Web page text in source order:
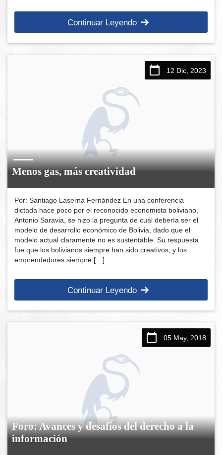
Continuar Leyendo
12 Dic, 2023
Menos gas, más creatividad
Por: Santiago Laserna Fernández En una conferencia
dictada hace poco por el reconocido economista boliviano,
Antonio Saravia, se hizo la pregunta de cuál debería ser el
modelo de desarrollo económico de Bolivia, dado que el
modelo actual claramente no es sustentable. Su respuesta
fue que los bolivianos siempre han sido creativos, y los
emprendedores siempre […]
Continuar Leyendo
05 May, 2018
Foro: Avances y desafíos del derecho a la
información